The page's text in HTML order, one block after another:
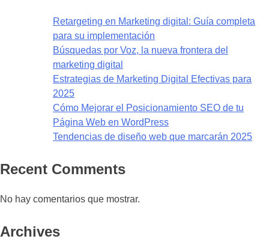
Retargeting en Marketing digital: Guía completa
para su implementación
Búsquedas por Voz, la nueva frontera del
marketing digital
Estrategias de Marketing Digital Efectivas para
2025
Cómo Mejorar el Posicionamiento SEO de tu
Página Web en WordPress
Tendencias de diseño web que marcarán 2025
Recent Comments
No hay comentarios que mostrar.
Archives